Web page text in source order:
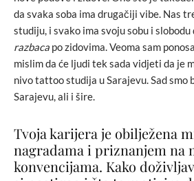
da svaka soba ima drugačiji vibe. Nas
studiju, i svako ima svoju sobu i
razbaca po zidovima. Veoma sam
mislim da će ljudi tek sada vidjeti da je
nivo tattoo studija u Sarajevu. Sad
Sarajevu, ali i šire.
Tvoja karijera je obilježena
nagradama i priznanjem na
konvencijama. Kako